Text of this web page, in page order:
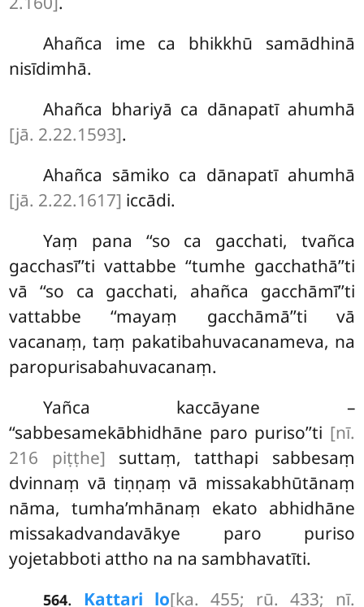
Ahañca ime ca bhikkhū samādhinā
nisīdimhā.
Ahañca bhariyā ca dānapatī ahumhā
[jā. 2.22.1593].
Ahañca sāmiko ca dānapatī ahumhā
[jā. 2.22.1617] iccādi.
Yaṃ pana ‘‘so ca gacchati, tvañca
gacchasī’’ti vattabbe ‘‘tumhe gacchathā’’ti
vā ‘‘so ca gacchati, ahañca gacchāmī’’ti
vattabbe ‘‘mayaṃ gacchāmā’’ti vā
vacanaṃ, taṃ pakatibahuvacanameva, na
paropurisabahuvacanaṃ.
Yañca kaccāyane –
‘‘sabbesamekābhidhāne paro puriso’’ti [nī.
216 piṭṭhe] suttaṃ, tatthapi sabbesaṃ
dvinnaṃ vā tiṇṇaṃ vā missakabhūtānaṃ
nāma, tumha’mhānaṃ ekato abhidhāne
missakadvandavākye paro puriso
yojetabboti attho na na sambhavatīti.
564. Kattari lo[ka. 455; rū. 433; nī.